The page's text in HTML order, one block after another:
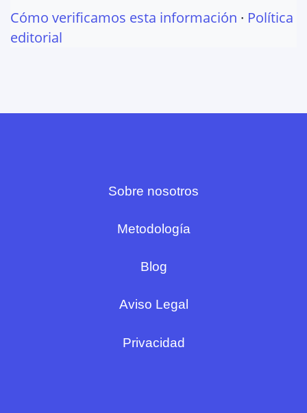
Cómo verificamos esta información · Política
editorial
Sobre nosotros
Metodología
Blog
Aviso Legal
Privacidad